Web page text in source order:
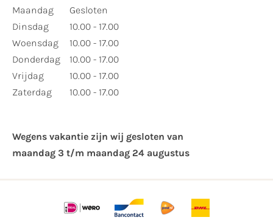
Maandag
Dinsdag
Woensdag
Donderdag
Vrijdag
Zaterdag
Gesloten
10.00 - 17.00
10.00 - 17.00
10.00 - 17.00
10.00 - 17.00
10.00 - 17.00
Wegens vakantie zijn wij gesloten van ​
maandag 3 t/m maandag 24 augustus